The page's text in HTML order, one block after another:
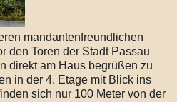
mandantenfreundlichen
den Toren der Stadt Passau
direkt am Haus begrüßen zu
in der 4. Etage mit Blick ins
sich nur 100 Meter von der